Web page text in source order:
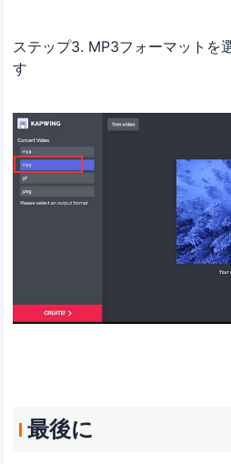
ステップ3. MP3フォーマットを
す
最後に